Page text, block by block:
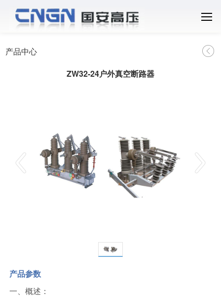
产品中心
ZW32-24户外真空断路器
产品参数
一、概述：